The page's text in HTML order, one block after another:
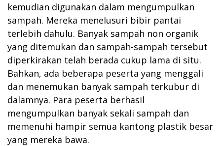
kemudian digunakan dalam mengumpulkan
sampah. Mereka menelusuri bibir pantai
terlebih dahulu. Banyak sampah non organik
yang ditemukan dan sampah-sampah tersebut
diperkirakan telah berada cukup lama di situ.
Bahkan, ada beberapa peserta yang menggali
dan menemukan banyak sampah terkubur di
dalamnya. Para peserta berhasil
mengumpulkan banyak sekali sampah dan
memenuhi hampir semua kantong plastik besar
yang mereka bawa.